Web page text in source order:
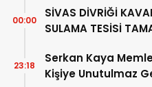
SİVAS DİVRİĞİ
SULAMA TESİSİ
00:00
Serkan Kaya
Kişiye Unutulmaz
23:18